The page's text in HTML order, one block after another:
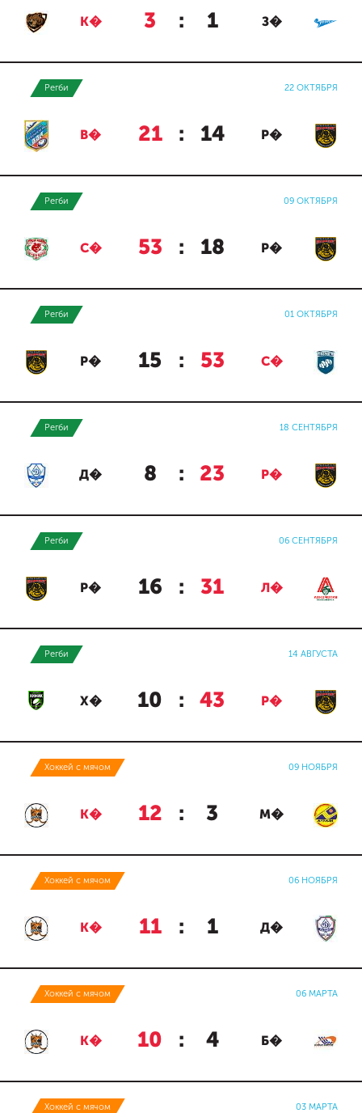
К� 3 : 1 З�
Регби 22 ОКТЯБРЯ
В� 21 : 14 Р�
Регби 09 ОКТЯБРЯ
С� 53 : 18 Р�
Регби 01 ОКТЯБРЯ
Р� 15 : 53 С�
Регби 18 СЕНТЯБРЯ
Д� 8 : 23 Р�
Регби 06 СЕНТЯБРЯ
Р� 16 : 31 Л�
Регби 14 АВГУСТА
Х� 10 : 43 Р�
Хоккей с мячом 09 НОЯБРЯ
К� 12 : 3 М�
Хоккей с мячом 06 НОЯБРЯ
К� 11 : 1 Д�
Хоккей с мячом 06 МАРТА
К� 10 : 4 Б�
Хоккей с мячом 03 МАРТА